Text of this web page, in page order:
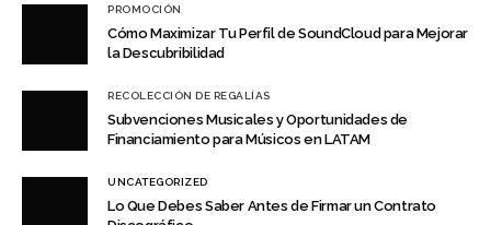
PROMOCIÓN
Cómo Maximizar Tu Perfil de SoundCloud para Mejorar
la Descubribilidad
RECOLECCIÓN DE REGALÍAS
Subvenciones Musicales y Oportunidades de
Financiamiento para Músicos en LATAM
UNCATEGORIZED
Lo Que Debes Saber Antes de Firmar un Contrato